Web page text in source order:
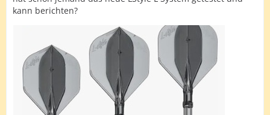
kann berichten?